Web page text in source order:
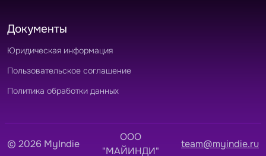
Документы
Юридическая информация
Пользовательское соглашение
Политика обработки данных
© 2026 MyIndie
OOO
"МАЙИНДИ"
team@myindie.ru